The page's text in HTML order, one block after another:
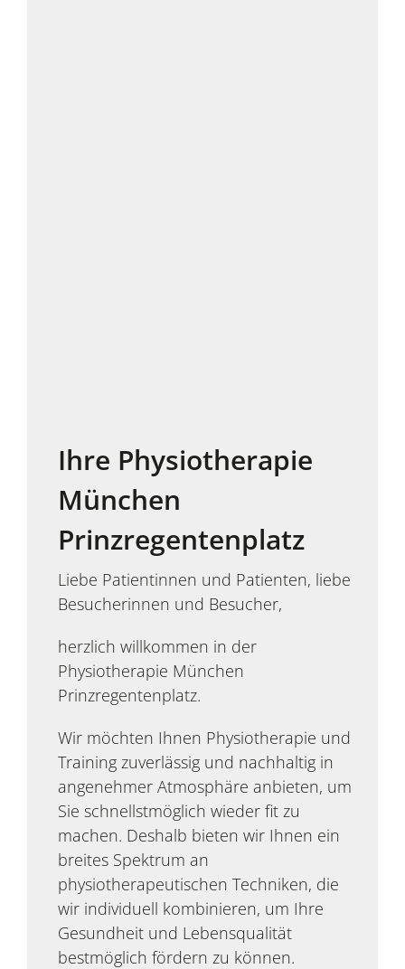
Ihre Physiotherapie
München
Prinzregentenplatz
Liebe Patientinnen und Patienten, liebe
Besucherinnen und Besucher,
herzlich willkommen in der
Physiotherapie München
Prinzregentenplatz.
Wir möchten Ihnen Physiotherapie und
Training zuverlässig und nachhaltig in
angenehmer Atmosphäre anbieten, um
Sie schnellstmöglich wieder fit zu
machen. Deshalb bieten wir Ihnen ein
breites Spektrum an
physiotherapeutischen Techniken, die
wir individuell kombinieren, um Ihre
Gesundheit und Lebensqualität
bestmöglich fördern zu können.